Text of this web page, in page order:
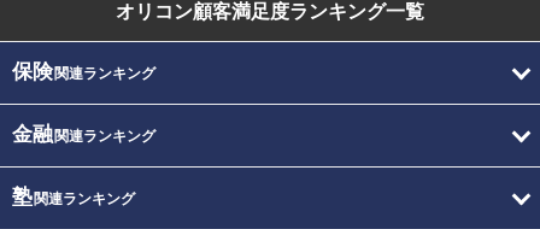
オリコン顧客満足度ランキング一覧
保険関連ランキング
金融関連ランキング
塾関連ランキング